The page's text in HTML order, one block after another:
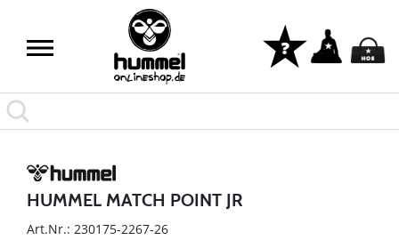
HUMMEL MATCH POINT JR
Art.Nr.: 230175-2267-26